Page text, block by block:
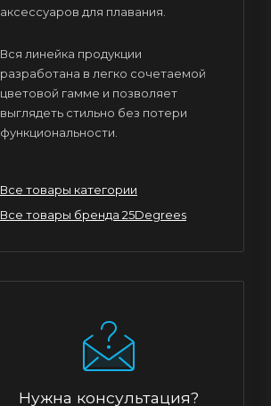
аксессуаров для плавания.
Вся линейка продукции
разработана в легко сочетаемой
цветовой гамме и позволяет
выглядеть стильно без потери
функциональности.
Все товары категории
Все товары бренда 25Degrees
Нужна консультация?